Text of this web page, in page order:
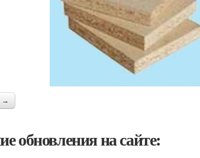
→
обновления на сайте: